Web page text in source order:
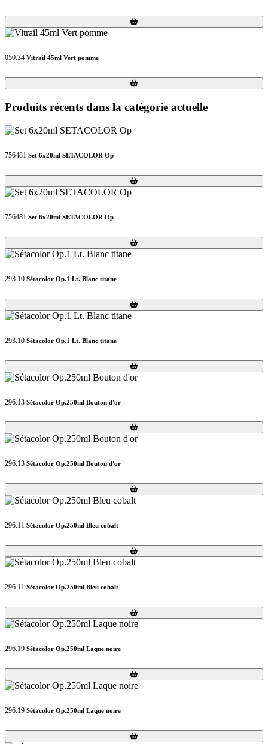
Loading...
Loading...
050.34 Vitrail 45ml Vert pomme
Loading...
Loading...
Produits récents dans la catégorie actuelle
756481 Set 6x20ml SETACOLOR Op
Loading...
Loading...
756481 Set 6x20ml SETACOLOR Op
Loading...
Loading...
293.10 Sétacolor Op.1 Lt. Blanc titane
Loading...
Loading...
293.10 Sétacolor Op.1 Lt. Blanc titane
Loading...
Loading...
296.13 Sétacolor Op.250ml Bouton d'or
Loading...
Loading...
296.13 Sétacolor Op.250ml Bouton d'or
Loading...
Loading...
296.11 Sétacolor Op.250ml Bleu cobalt
Loading...
Loading...
296.11 Sétacolor Op.250ml Bleu cobalt
Loading...
Loading...
296.19 Sétacolor Op.250ml Laque noire
Loading...
Loading...
296.19 Sétacolor Op.250ml Laque noire
Loading...
Loading...